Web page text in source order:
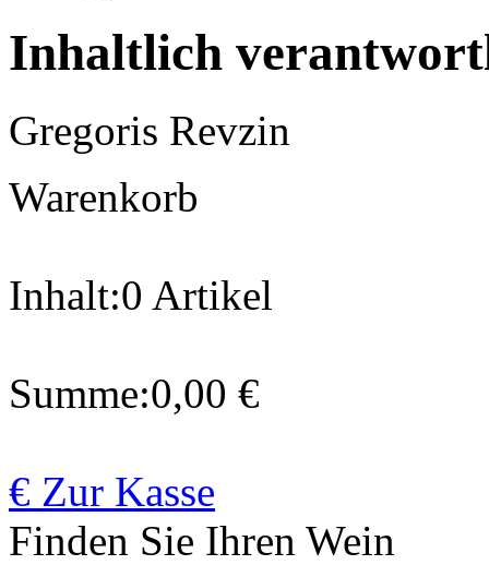
Inhaltlich
Gregoris Revzin
Warenkorb
Inhalt:0 Artikel
Summe:0,00 €
€ Zur Kasse
Finden Sie Ihren Wein